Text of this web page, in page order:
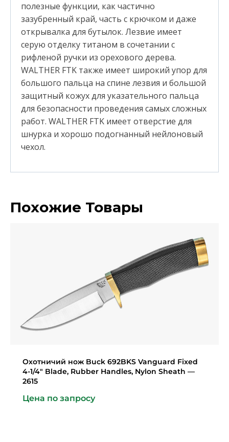
полезные функции, как частично
зазубренный край, часть с крючком и даже
открывалка для бутылок. Лезвие имеет
серую отделку титаном в сочетании с
рифленой ручки из орехового дерева.
WALTHER FTK также имеет широкий упор для
большого пальца на спине лезвия и большой
защитный кожух для указательного пальца
для безопасности проведения самых сложных
работ. WALTHER FTK имеет отверстие для
шнурка и хорошо подогнанный нейлоновый
чехол.
Похожие Товары
Охотничий нож Buck 692BKS Vanguard Fixed
4-1/4″ Blade, Rubber Handles, Nylon Sheath —
2615
Цена по запросу